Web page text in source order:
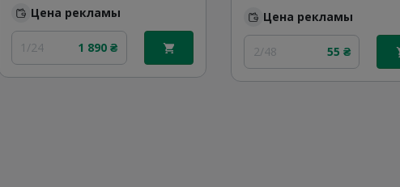
Цена рекламы
1/24 1 890 ₴
Цена рекламы
2/48 55 ₴